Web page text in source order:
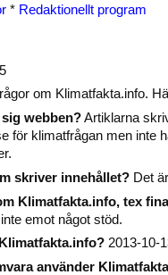
* Redaktionellt program
om Klimatfakta.info.
webben?Artiklarna
för klimatfrågan men inte
skriver innehållet? Det
Klimatfakta.info, tex
emot något stöd.
2013-10-
använder